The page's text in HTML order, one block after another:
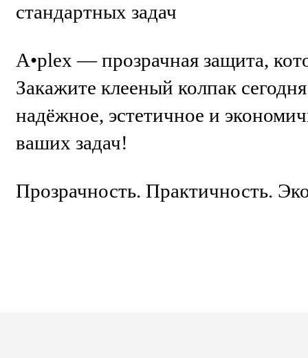
стандартных задач
A•plex — прозрачная защита,
Закажите клееный колпак
надёжное, эстетичное и
ваших задач!
Прозрачность. Практичность.